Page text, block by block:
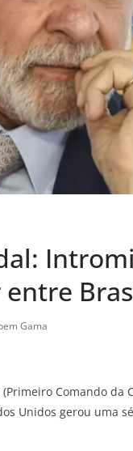
Gama
(Primeiro Comando da
Unidos gerou uma